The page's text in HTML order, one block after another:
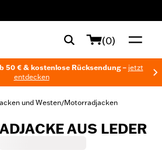
(0)
50 € & kostenlose Rücksendung – jetzt
entdecken
und Westen/Motorradjacken
AUS LEDER